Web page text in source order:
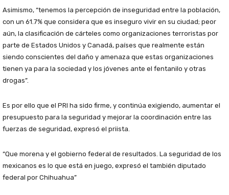
Asimismo, “tenemos la percepción de inseguridad entre la población,
con un 61.7% que considera que es inseguro vivir en su ciudad; peor
aún, la clasificación de cárteles como organizaciones terroristas por
parte de Estados Unidos y Canadá, países que realmente están
siendo conscientes del daño y amenaza que estas organizaciones
tienen ya para la sociedad y los jóvenes ante el fentanilo y otras
drogas”.
Es por ello que el PRI ha sido firme, y continúa exigiendo, aumentar el
presupuesto para la seguridad y mejorar la coordinación entre las
fuerzas de seguridad, expresó el priista.
“Que morena y el gobierno federal de resultados. La seguridad de los
mexicanos es lo que está en juego, expresó el también diputado
federal por Chihuahua”